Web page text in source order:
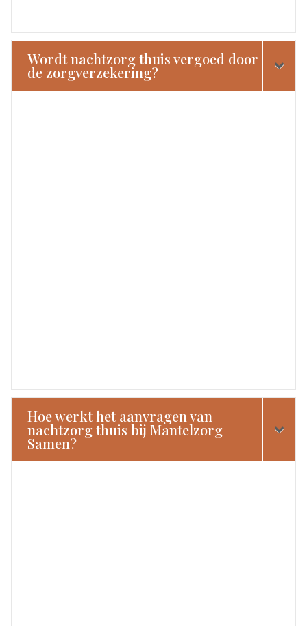
Wordt nachtzorg thuis vergoed door
de zorgverzekering?
Hoe werkt het aanvragen van
nachtzorg thuis bij Mantelzorg
Samen?